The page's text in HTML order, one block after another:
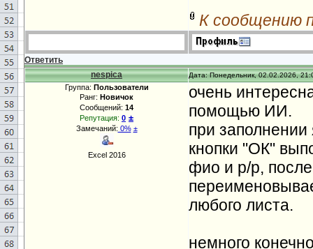
К сообщению
Ответить
nespica
Дата: Понедельник, 02.02.2026,
Группа: Пользователи
Ранг: Новичок
Сообщений: 14
Репутация: 0 ±
Замечаний: 0% ±
Excel 2016
очень
помощью ИИ.
при
кнопки "ОК"
фио и р/р,
любого листа.
немного